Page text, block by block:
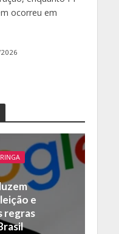
ocorreu em
e
regras